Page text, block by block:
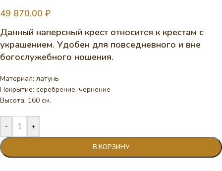
49 870,00 ₽
Данный наперсный крест относится к крестам с
украшением. Удобен для повседневного и вне
богослужебного ношения.
Материал: латунь
Покрытие: серебрение, чернение
Высота: 160 см.
- +
В КОРЗИНУ